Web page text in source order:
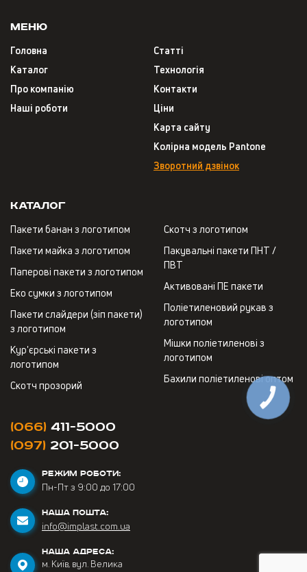
Меню
Головна
Каталог
Про компанію
Наші роботи
Статті
Технологія
Контакти
Ціни
Карта сайту
Колірна модель Pantone
Зворотний дзвінок
Каталог
Пакети банан з логотипом
Пакети майка з логотипом
Паперові пакети з логотипом
Еко сумки з логотипом
Пакети слайдери (зіп пакети)
з логотипом
Кур'єрські пакети з
логотипом
Скотч прозорий
Скотч з логотипом
Пакувальні пакети ПНТ /
ПВТ
Активовані ПЕ пакети
Поліетиленовий рукав з
логотипом
Мішки поліетиленові з
логотипом
Бахили поліетиленові оптом
(066) 411-5000
(097) 201-5000
РЕЖИМ РОБОТИ:
Пн-Пт з 9:00 до 17:00
НАША ПОШТА:
info@implast.com.ua
НАША АДРЕСА:
м. Київ, вул. Велика